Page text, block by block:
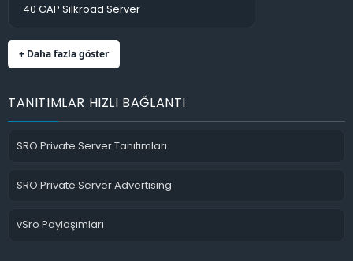
40 CAP Silkroad Server
+ Daha fazla göster
TANITIMLAR HIZLI BAĞLANTI
SRO Private Server Tanıtımları
SRO Private Server Advertising
vSro Paylaşımları